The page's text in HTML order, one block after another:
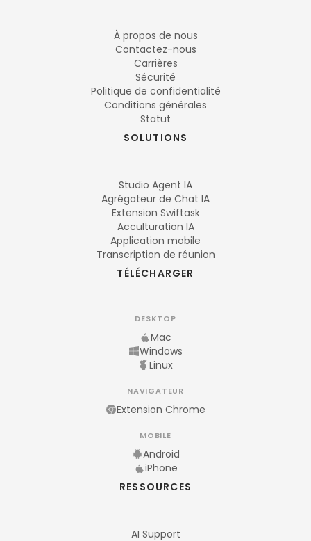
À propos de nous
Contactez-nous
Carrières
Sécurité
Politique de confidentialité
Conditions générales
Statut
SOLUTIONS
Studio Agent IA
Agrégateur de Chat IA
Extension Swiftask
Acculturation IA
Application mobile
Transcription de réunion
TÉLÉCHARGER
DESKTOP
Mac
Windows
Linux
NAVIGATEUR
Extension Chrome
MOBILE
Android
iPhone
RESSOURCES
AI Support